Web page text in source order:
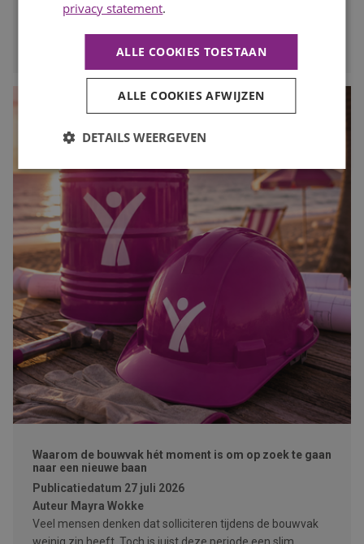
LEES MEER
Waarom de bouwvak hét moment is om op zoek te gaan
naar een nieuwe baan
Publicatiedatum 27 juli 2026
Auteur Mayra Wokke
Veel mensen denken dat solliciteren tijdens de bouwvak
privacy statement.
ALLE COOKIES TOESTAAN
ALLE COOKIES AFWIJZEN
DETAILS WEERGEVEN